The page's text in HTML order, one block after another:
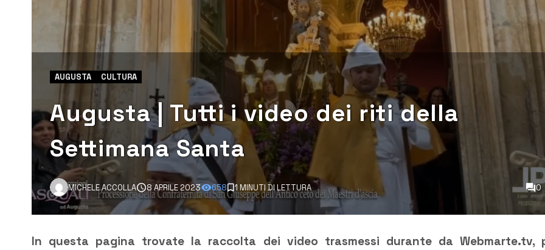
AUGUSTA CULTURA
Augusta | Tutti i video dei riti della
Settimana Santa
MICHELE ACCOLLA 8 APRILE 2023 658 1 MINUTI DI LETTURA 0
In questa pagina trovate la raccolta dei video trasmessi durante da Webmarte.tv,